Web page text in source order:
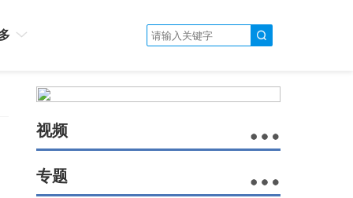
视频
专题